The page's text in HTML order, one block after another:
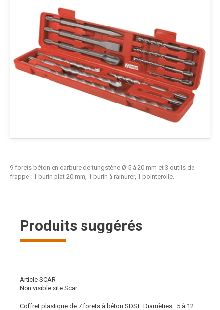
9 forets béton en carbure de tungstène Ø 5 à 20 mm et 3 outils de
frappe : 1 burin plat 20 mm, 1 burin à rainurer, 1 pointerolle.
Produits suggérés
Article SCAR
Non visible site Scar
Coffret plastique de 7 forets à béton SDS+. Diamètres : 5 à 12